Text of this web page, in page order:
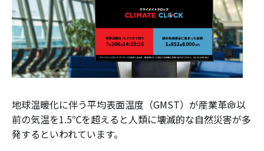
地球温暖化に伴う平均表面温度（GMST）が産業革命以
前の気温を1.5℃を超えると人類に壊滅的な自然災害が多
発するといわれています。